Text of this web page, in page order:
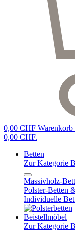
0,00 CHF Warenkorb
0,00 CHF.
Betten
Zur Kategorie
Massivholz-
Polster-Betten
Individuelle
Beistellmöbel
Zur Kategorie